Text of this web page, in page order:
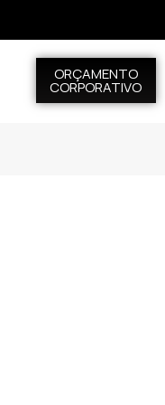
ORÇAMENTO
CORPORATIVO